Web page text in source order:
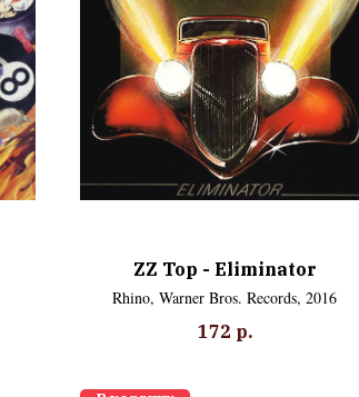
ZZ Top ‎- Eliminator
Rhino, Warner Bros. Records, 2016
172 р.